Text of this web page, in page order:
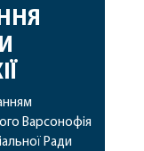
Варсонофія
Ради